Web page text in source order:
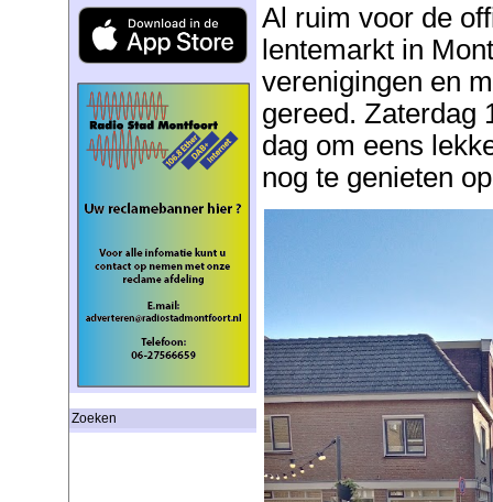
Zoeken
Al ruim voor de
lentemarkt in
verenigingen en
gereed. Zaterdag
dag om eens
nog te genieten